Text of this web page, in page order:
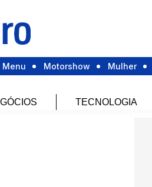
Menu Motorshow Mulher
TECNOLOGIA